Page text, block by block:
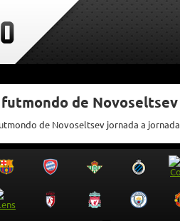
de Novoseltsev
de Novoseltsev jornada a jornada